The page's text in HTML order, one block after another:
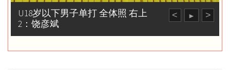
< ► >
U18岁以下男子单打 全体照 右上
2：饶彦斌